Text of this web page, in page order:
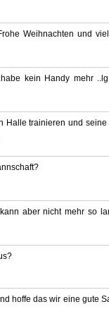
Weihnachten und
kein Handy mehr
Halle trainieren und
aber nicht mehr so
hoffe das wir eine gute